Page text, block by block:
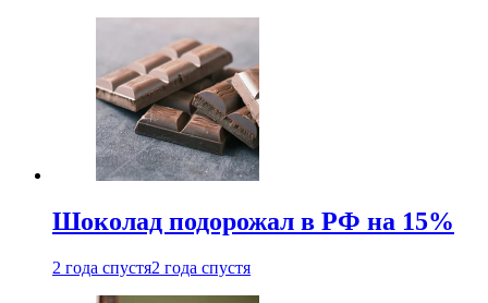
Шоколад подорожал в РФ на 15%
2 года спустя2 года спустя